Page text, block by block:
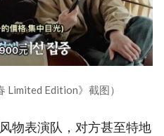
Limited Edition》截图）
物表演队，对方甚至特地